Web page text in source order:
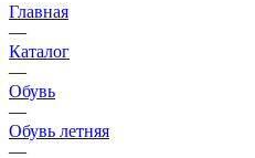
Главная
—
Каталог
—
Обувь
—
Обувь летняя
—